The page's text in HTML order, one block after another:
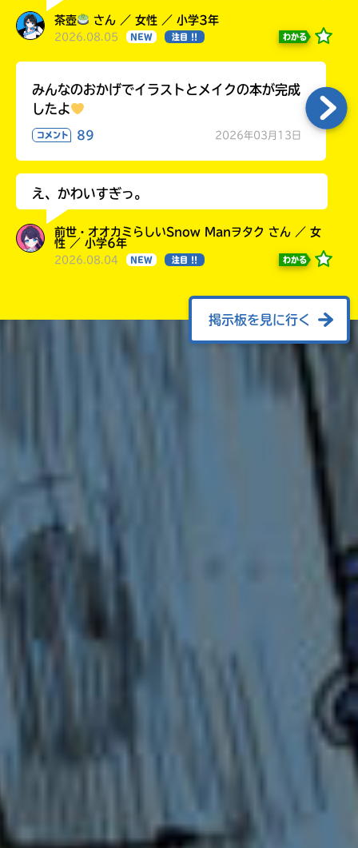
茶壺 さん ／ 女性 ／ 小学3年
2026.08.05 NEW 注目 !! わかる
みんなのおかげでイラストとメイクの本が完成
したよ
コメント 89 2026年03月13日
え、かわいすぎっ。
前世・オオカミらしいSnow Manヲタク さん ／ 女
性 ／ 小学6年
2026.08.04 NEW 注目 !! わかる
掲示板を見に行く